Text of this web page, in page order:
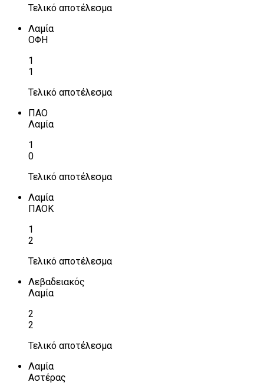
Τελικό αποτέλεσμα
Λαμία
ΟΦΗ
1
1
Τελικό αποτέλεσμα
ΠΑΟ
Λαμία
1
0
Τελικό αποτέλεσμα
Λαμία
ΠΑΟΚ
1
2
Τελικό αποτέλεσμα
Λεβαδειακός
Λαμία
2
2
Τελικό αποτέλεσμα
Λαμία
Αστέρας